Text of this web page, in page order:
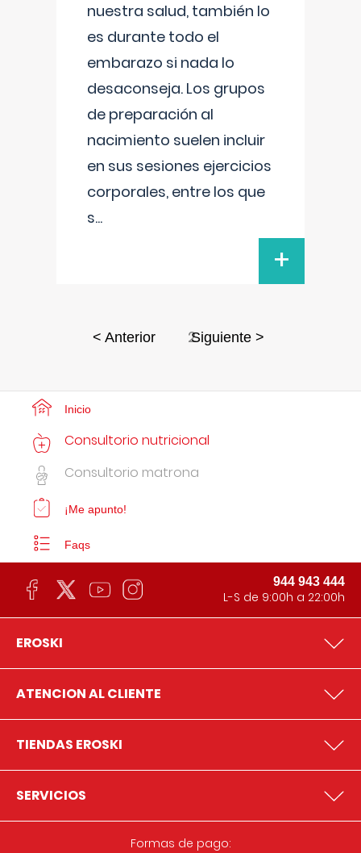
nuestra salud, también lo
es durante todo el
embarazo si nada lo
desaconseja. Los grupos
de preparación al
nacimiento suelen incluir
en sus sesiones ejercicios
corporales, entre los que
s...
+
< Anterior 2Siguiente >
Inicio
Consultorio nutricional
Consultorio matrona
¡Me apunto!
Faqs
944 943 444
L-S de 9:00h a 22:00h
EROSKI
ATENCION AL CLIENTE
TIENDAS EROSKI
SERVICIOS
Formas de pago: